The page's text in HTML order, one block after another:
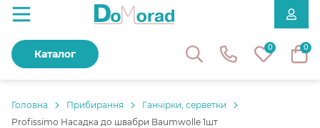
0 0
Каталог
Головнa Прибирання
Ганчірки, серветки
Profissimo Насадка до швабри Baumwolle 1шт